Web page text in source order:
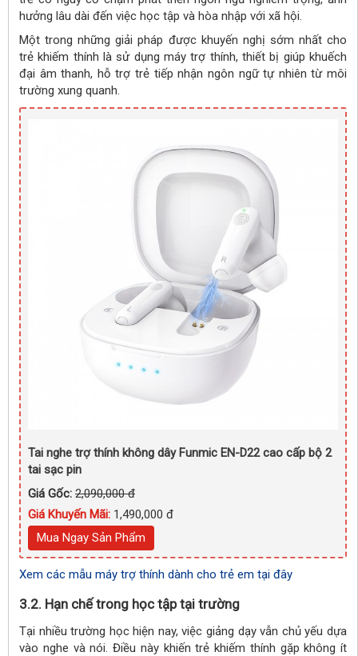
hưởng lâu dài đến việc học tập và hòa nhập với xã hội.
Một trong những giải pháp được khuyến nghị sớm nhất cho
trẻ khiếm thính là sử dụng máy trợ thính, thiết bị giúp khuếch
đại âm thanh, hỗ trợ trẻ tiếp nhận ngôn ngữ tự nhiên từ môi
trường xung quanh.
Tai nghe trợ thính không dây Funmic EN-D22 cao cấp bộ 2
tai sạc pin
Giá Gốc: 2,090,000 đ
Giá Khuyến Mãi: 1,490,000 đ
Mua Ngay Sản Phẩm
Xem các mẫu máy trợ thính dành cho trẻ em tại đây
3.2. Hạn chế trong học tập tại trường
Tại nhiều trường học hiện nay, việc giảng dạy vẫn chủ yếu dựa
vào nghe và nói. Điều này khiến trẻ khiếm thính gặp không ít